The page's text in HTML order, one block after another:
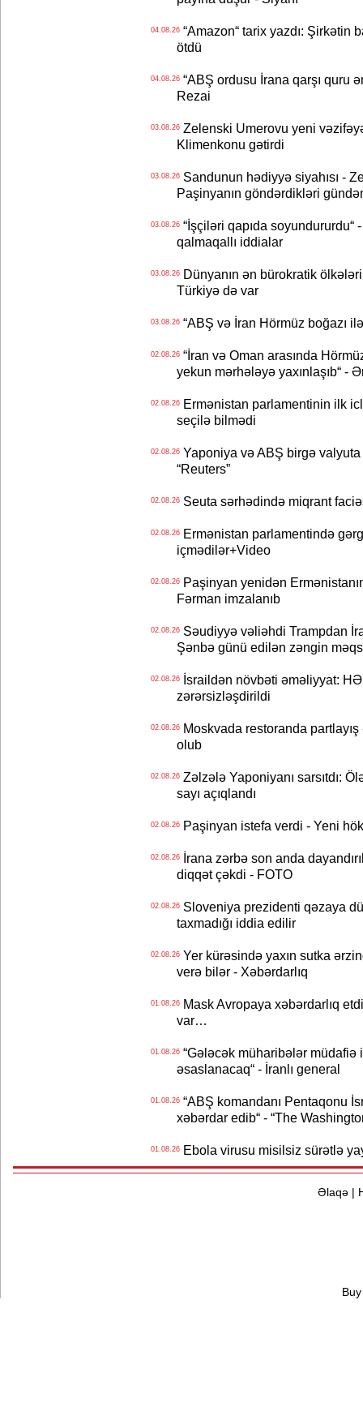
04.08.26“Amazon“ tarix yazdı: Şirkətin
ötdü
04.08.26“ABŞ ordusu İrana qarşı quru
Rezai
03.08.26Zelenski Umerovu yeni
Klimenkonu gətirdi
03.08.26Sandunun hədiyyə siyahısı -
Paşinyanın göndərdikləri
03.08.26“İşçiləri qapıda soyundururdu“
qalmaqallı iddialar
03.08.26Dünyanın ən bürokratik ölkələri
Türkiyə də var
03.08.26“ABŞ və İran Hörmüz boğazı ilə
02.08.26“İran və Oman arasında
yekun mərhələyə yaxınlaşıb“ -
02.08.26Ermənistan parlamentinin ilk
seçilə bilmədi
02.08.26Yaponiya və ABŞ birgə valyuta
“Reuters”
02.08.26Seuta sərhədində miqrant
02.08.26Ermənistan parlamentində
içmədilər+Video
02.08.26Paşinyan yenidən
Fərman imzalanıb
02.08.26Səudiyyə vəliəhdi Trampdan
Şənbə günü edilən zəngin
02.08.26İsraildən növbəti əməliyyat:
zərərsizləşdirildi
02.08.26Moskvada restoranda
olub
02.08.26Zəlzələ Yaponiyanı sarsıtdı:
sayı açıqlandı
02.08.26Paşinyan istefa verdi - Yeni
02.08.26İrana zərbə son anda
diqqət çəkdi - FOTO
02.08.26Sloveniya prezidenti qəzaya
taxmadığı iddia edilir
02.08.26Yer kürəsində yaxın sutka
verə bilər - Xəbərdarlıq
01.08.26Mask Avropaya xəbərdarlıq
var…
01.08.26“Gələcək müharibələr müdafiə
əsaslanacaq“ - İranlı general
01.08.26“ABŞ komandanı Pentaqonu
xəbərdar edib“ - “The
01.08.26Ebola virusu misilsiz sürətlə
Əlaqə|